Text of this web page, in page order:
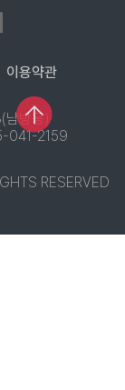
이용약관
방동)
041-2159
RESERVED